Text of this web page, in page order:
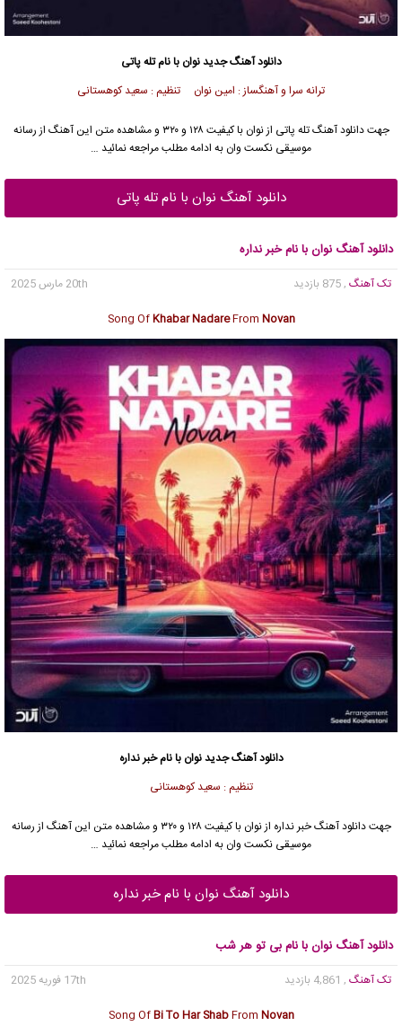
دانلود آهنگ جدیدنوان با نام تله پاتی
ترانه سرا و آهنگساز : امین نوان تنظیم : سعید کوهستانی
جهت دانلود آهنگ تله پاتی از نوان با کیفیت ۱۲۸ و ۳۲۰ و مشاهده متن این آهنگ از رسانه
موسیقی نکست وان به ادامه مطلب مراجعه نمائید …
دانلود آهنگ نوان با نام تله پاتی
دانلود آهنگ نوان با نام خبر نداره
تک آهنگ , 875 بازدید
20th مارس 2025
Song OfKhabar NadareFrom Novan
دانلود آهنگ جدیدنوان با نام خبر نداره
تنظیم : سعید کوهستانی
جهت دانلود آهنگ خبر نداره از نوان با کیفیت ۱۲۸ و ۳۲۰ و مشاهده متن این آهنگ از رسانه
موسیقی نکست وان به ادامه مطلب مراجعه نمائید …
دانلود آهنگ نوان با نام خبر نداره
دانلود آهنگ نوان با نام بی تو هر شب
تک آهنگ , 4,861 بازدید
17th فوریه 2025
Song OfBi To Har ShabFrom Novan